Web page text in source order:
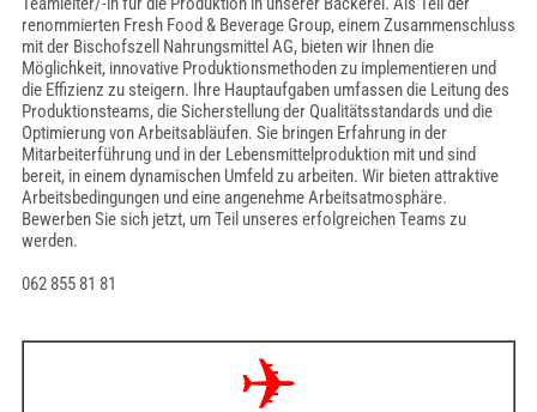
renommierten Fresh Food & Beverage Group, einem Zusammenschluss
mit der Bischofszell Nahrungsmittel AG, bieten wir Ihnen die
Möglichkeit, innovative Produktionsmethoden zu implementieren und
die Effizienz zu steigern. Ihre Hauptaufgaben umfassen die Leitung des
Produktionsteams, die Sicherstellung der Qualitätsstandards und die
Optimierung von Arbeitsabläufen. Sie bringen Erfahrung in der
Mitarbeiterführung und in der Lebensmittelproduktion mit und sind
bereit, in einem dynamischen Umfeld zu arbeiten. Wir bieten attraktive
Arbeitsbedingungen und eine angenehme Arbeitsatmosphäre.
Bewerben Sie sich jetzt, um Teil unseres erfolgreichen Teams zu
werden.
062 855 81 81